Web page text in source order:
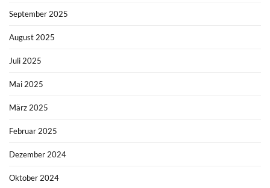
September 2025
August 2025
Juli 2025
Mai 2025
März 2025
Februar 2025
Dezember 2024
Oktober 2024